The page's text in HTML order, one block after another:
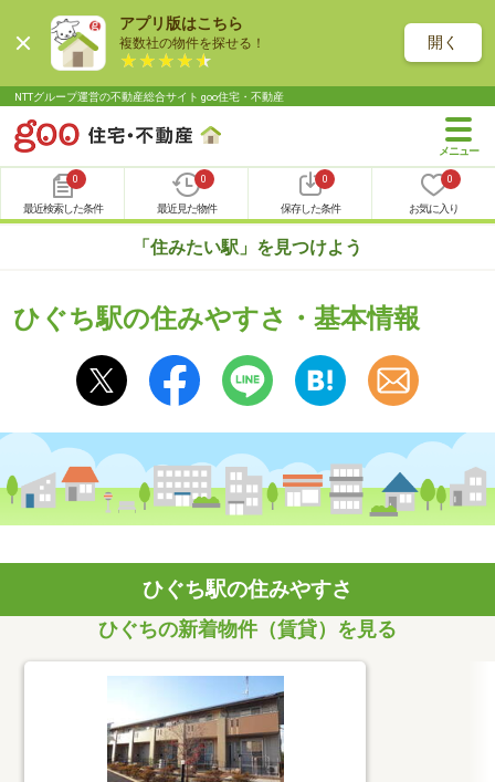
アプリ版はこちら
複数社の物件を探せる！ 開く
NTTグループ運営の不動産総合サイト goo住宅・不動産
0
最近検索した条件
0
最近見た物件
0
保存した条件
0
お気に入り
「住みたい駅」を見つけよう
ひぐち駅の住みやすさ・基本情報
ひぐち駅の住みやすさ
ひぐちの新着物件（賃貸）を見る